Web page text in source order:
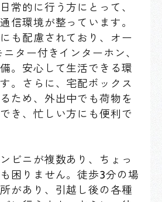
常的に行う方にとって、
信環境が整っています。
も配慮されており、オー
ター付きインターホン、
。安心して生活できる環
。さらに、宅配ボックス
ため、外出中でも荷物を
き、忙しい方にも便利で
ビニが複数あり、ちょっ
困りません。徒歩3分の場
があり、引越し後の各種